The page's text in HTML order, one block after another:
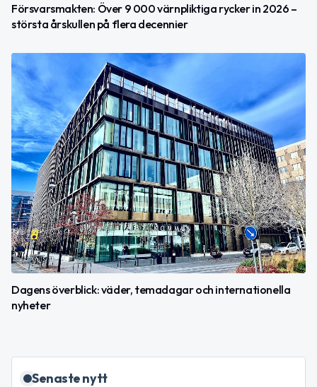
Försvarsmakten: Över 9 000 värnpliktiga rycker in 2026 –
största årskullen på flera decennier
Dagens överblick: väder, temadagar och internationella
nyheter
Senaste nytt